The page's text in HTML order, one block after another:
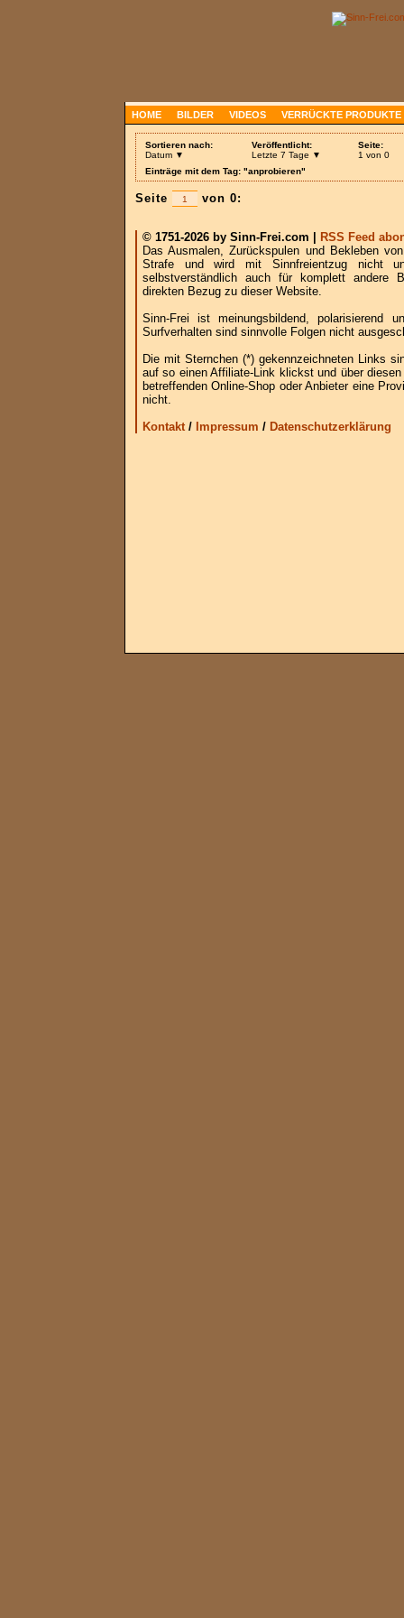
HOME BILDER VIDEOS VERRÜCKTE PRODUKTE
Sortieren nach:
Datum ▼
Veröffentlicht:
Letzte 7 Tage ▼
Seite:
1 von 0
Einträge mit dem Tag: "anprobieren"
Seite von 0:
© 1751-2026 by Sinn-Frei.com |
RSS Feed
Das Ausmalen, Zurückspulen und Bekleben
Strafe und wird mit Sinnfreientzug nicht
selbstverständlich auch für komplett andere
direkten Bezug zu dieser Website.
Sinn-Frei ist meinungsbildend, polarisierend
Surfverhalten sind sinnvolle Folgen nicht
Die mit Sternchen (*) gekennzeichneten Links
auf so einen Affiliate-Link klickst und über
betreffenden Online-Shop oder Anbieter eine
nicht.
Kontakt/ Impressum / Datenschutzerklärung